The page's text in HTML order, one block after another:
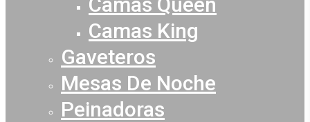
Camas King
Gaveteros
Mesas De Noche
Peinadoras